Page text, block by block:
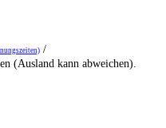
/
(Ausland kann abweichen).